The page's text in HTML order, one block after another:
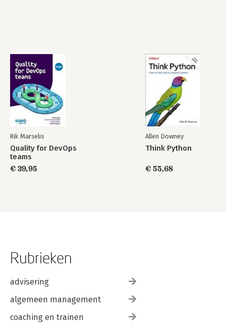
Rik Marselis
Quality for DevOps
teams
€ 39,95
Allen Downey
Think Python
€ 55,68
Rubrieken
advisering
algemeen management
coaching en trainen